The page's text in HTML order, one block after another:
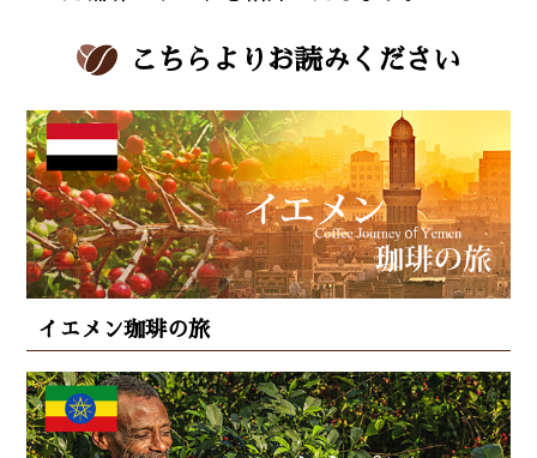
こちらよりお読みください
イエメン珈琲の旅